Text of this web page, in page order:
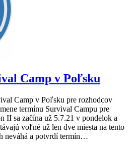
Camp v Poľsku
Camp v Poľsku pre rozhodcov
termínu Survival Campu pre
II sa začína už 5.7.21 v pondelok a
voľné už len dve miesta na tento
neváhá a potvrdí termín…